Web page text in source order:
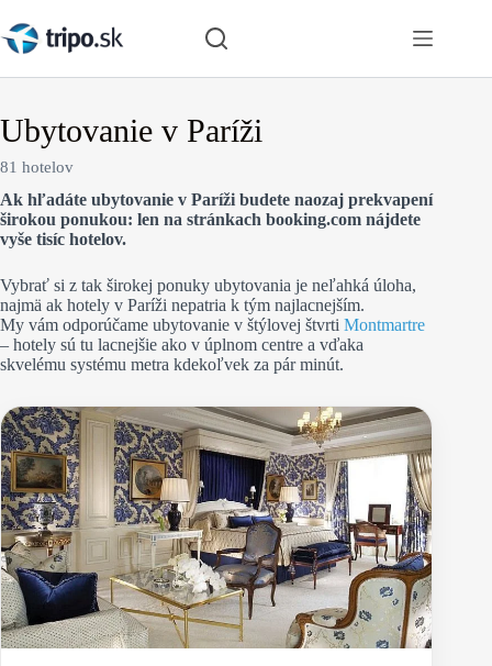
to
content
Ubytovanie v Paríži
81 hotelov
Ak hľadáte ubytovanie v Paríži budete naozaj prekvapení
širokou ponukou: len na stránkach booking.com nájdete
vyše tisíc hotelov.
Vybrať si z tak širokej ponuky ubytovania je neľahká úloha,
najmä ak hotely v Paríži nepatria k tým najlacnejším.
My vám odporúčame ubytovanie v štýlovej štvrti Montmartre
– hotely sú tu lacnejšie ako v úplnom centre a vďaka
skvelému systému metra kdekoľvek za pár minút.